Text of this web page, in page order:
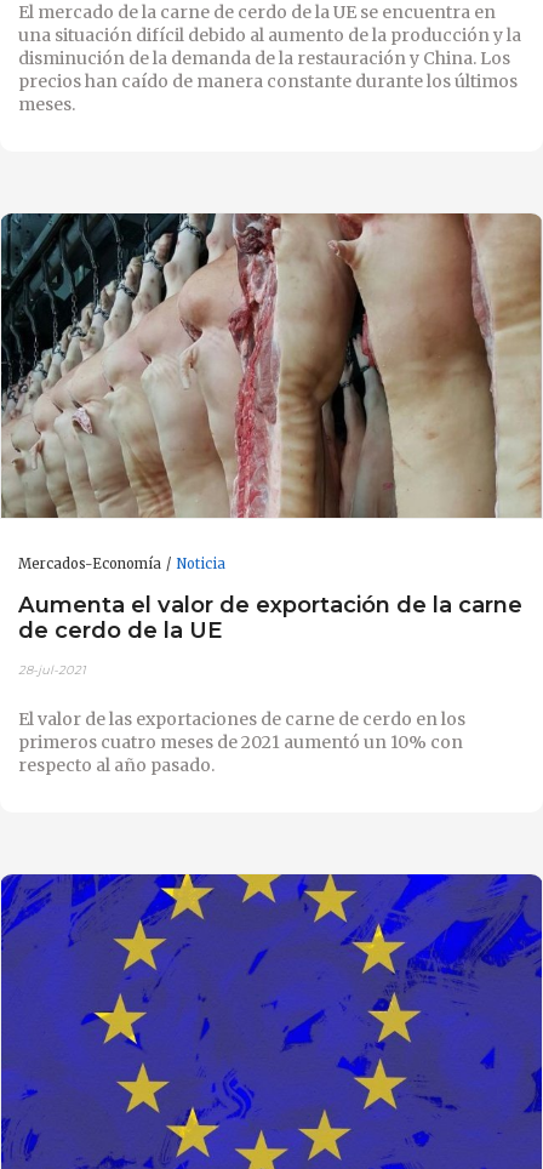
El mercado de la carne de cerdo de la UE se encuentra en
una situación difícil debido al aumento de la producción y la
disminución de la demanda de la restauración y China. Los
precios han caído de manera constante durante los últimos
meses.
Mercados-Economía Noticia
Aumenta el valor de exportación de la carne
de cerdo de la UE
28-jul-2021
El valor de las exportaciones de carne de cerdo en los
primeros cuatro meses de 2021 aumentó un 10% con
respecto al año pasado.